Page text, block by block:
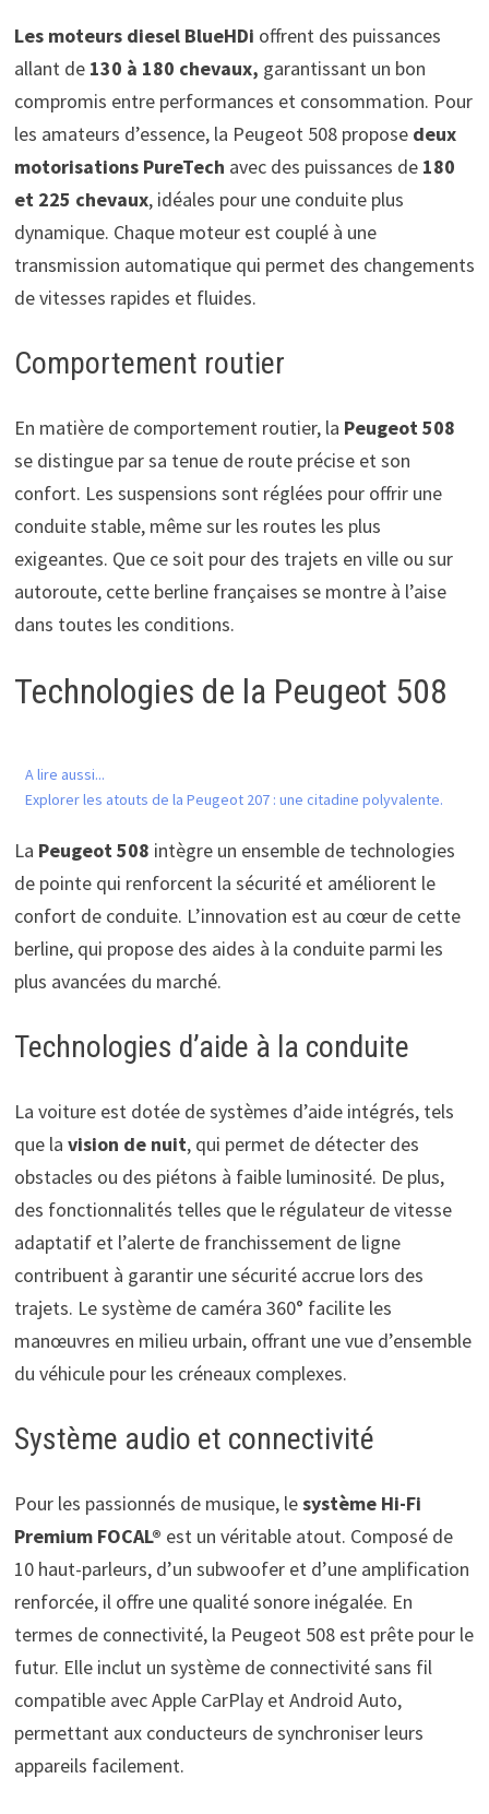
Les moteurs diesel BlueHDi offrent des puissances
allant de130 à 180 chevaux, garantissant un bon
compromis entre performances et consommation. Pour
les amateurs d’essence, la Peugeot 508 propose deux
motorisations PureTech avec des puissances de 180
et 225 chevaux, idéales pour une conduite plus
dynamique. Chaque moteur est couplé à une
transmission automatique qui permet des changements
de vitesses rapides et fluides.
Comportement routier
En matière de comportement routier, la Peugeot 508
se distingue par sa tenue de route précise et son
confort. Les suspensions sont réglées pour offrir une
conduite stable, même sur les routes les plus
exigeantes. Que ce soit pour des trajets en ville ou sur
autoroute, cette berline françaises se montre à l’aise
dans toutes les conditions.
Technologies de la Peugeot 508
A lire aussi...
Explorer les atouts de la Peugeot 207 : une citadine polyvalente.
La Peugeot 508 intègre un ensemble de technologies
de pointe qui renforcent la sécurité et améliorent le
confort de conduite. L’innovation est au cœur de cette
berline, qui propose des aides à la conduite parmi les
plus avancées du marché.
Technologies d’aide à la conduite
La voiture est dotée de systèmes d’aide intégrés, tels
que la vision de nuit, qui permet de détecter des
obstacles ou des piétons à faible luminosité. De plus,
des fonctionnalités telles que le régulateur de vitesse
adaptatif et l’alerte de franchissement de ligne
contribuent à garantir une sécurité accrue lors des
trajets. Le système de caméra 360° facilite les
manœuvres en milieu urbain, offrant une vue d’ensemble
du véhicule pour les créneaux complexes.
Système audio et connectivité
Pour les passionnés de musique, lesystème Hi-Fi
Premium FOCAL® est un véritable atout. Composé de
10 haut-parleurs, d’un subwoofer et d’une amplification
renforcée, il offre une qualité sonore inégalée. En
termes de connectivité, la Peugeot 508 est prête pour le
futur. Elle inclut un système de connectivité sans fil
compatible avec Apple CarPlay et Android Auto,
permettant aux conducteurs de synchroniser leurs
appareils facilement.